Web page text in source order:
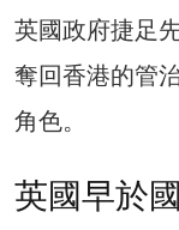
英國政府捷足
奪回香港的管
角色。
英國早於